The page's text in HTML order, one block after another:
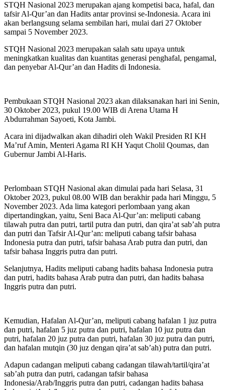
STQH Nasional 2023 merupakan ajang kompetisi baca, hafal, dan
tafsir Al-Qur’an dan Hadits antar provinsi se-Indonesia. Acara ini
akan berlangsung selama sembilan hari, mulai dari 27 Oktober
sampai 5 November 2023.
STQH Nasional 2023 merupakan salah satu upaya untuk
meningkatkan kualitas dan kuantitas generasi penghafal, pengamal,
dan penyebar Al-Qur’an dan Hadits di Indonesia.
Pembukaan STQH Nasional 2023 akan dilaksanakan hari ini Senin,
30 Oktober 2023, pukul 19.00 WIB di Arena Utama H
Abdurrahman Sayoeti, Kota Jambi.
Acara ini dijadwalkan akan dihadiri oleh Wakil Presiden RI KH
Ma’ruf Amin, Menteri Agama RI KH Yaqut Cholil Qoumas, dan
Gubernur Jambi Al-Haris.
Perlombaan STQH Nasional akan dimulai pada hari Selasa, 31
Oktober 2023, pukul 08.00 WIB dan berakhir pada hari Minggu, 5
November 2023. Ada lima kategori perlombaan yang akan
dipertandingkan, yaitu, Seni Baca Al-Qur’an: meliputi cabang
tilawah putra dan putri, tartil putra dan putri, dan qira’at sab’ah putra
dan putri dan Tafsir Al-Qur’an: meliputi cabang tafsir bahasa
Indonesia putra dan putri, tafsir bahasa Arab putra dan putri, dan
tafsir bahasa Inggris putra dan putri.
Selanjutnya, Hadits meliputi cabang hadits bahasa Indonesia putra
dan putri, hadits bahasa Arab putra dan putri, dan hadits bahasa
Inggris putra dan putri.
Kemudian, Hafalan Al-Qur’an, meliputi cabang hafalan 1 juz putra
dan putri, hafalan 5 juz putra dan putri, hafalan 10 juz putra dan
putri, hafalan 20 juz putra dan putri, hafalan 30 juz putra dan putri,
dan hafalan mutqin (30 juz dengan qira’at sab’ah) putra dan putri.
Adapun cadangan meliputi cabang cadangan tilawah/tartil/qira’at
sab’ah putra dan putri, cadangan tafsir bahasa
Indonesia/Arab/Inggris putra dan putri, cadangan hadits bahasa